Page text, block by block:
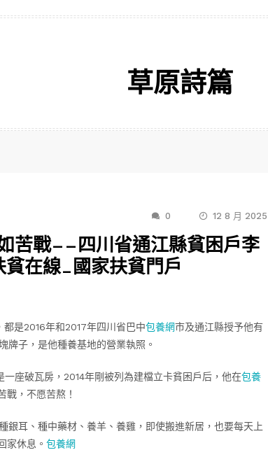
草原詩篇
0 12 8 月 2025
苦戰——四川省通江縣貧困戶李
在線_國家扶貧門戶
是2016年和2017年四川省巴中包養網市及通江縣授予他有
牌子，是他種養基地的營業執照。
座破瓦房，2014年剛被列為建檔立卡貧困戶后，他在包養
，不愿苦熬！
銀耳、種中藥材、養羊、養雞，即使搬進新居，也要每天上
家休息。 包養網